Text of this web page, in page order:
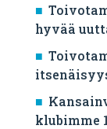
hyvää
klubimme